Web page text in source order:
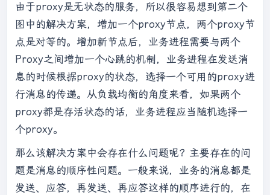
由于proxy是无状态的服务，所以很容易想到第二个
图中的解决方案，增加一个proxy节点，两个proxy节
点是对等的。增加新节点后，业务进程需要与两个
Proxy之间增加一个心跳的机制，业务进程在发送消
息的时候根据proxy的状态，选择一个可用的proxy进
行消息的传递。从负载均衡的角度来看，如果两个
proxy都是存活状态的话，业务进程应当随机选择一
个proxy。
那么该解决方案中会存在什么问题呢？主要存在的问
题是消息的顺序性问题。一般来说，业务的消息都是
发送、应答，再发送、再应答这样的顺序进行的，在